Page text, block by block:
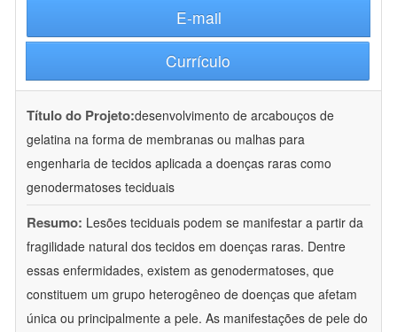
E-mail
Currículo
Título do Projeto:desenvolvimento de arcabouços de
gelatina na forma de membranas ou malhas para
engenharia de tecidos aplicada a doenças raras como
genodermatoses teciduais
Resumo: Lesões teciduais podem se manifestar a partir da
fragilidade natural dos tecidos em doenças raras. Dentre
essas enfermidades, existem as genodermatoses, que
constituem um grupo heterogêneo de doenças que afetam
única ou principalmente a pele. As manifestações de pele do